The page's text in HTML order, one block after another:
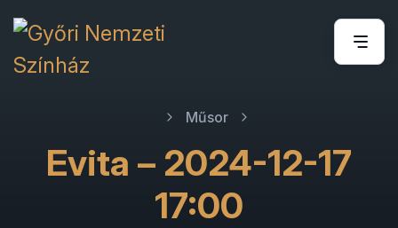
Műsor
Evita – 2024-12-17
17:00